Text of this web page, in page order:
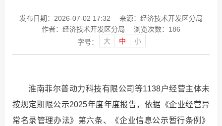
发布日期：2026-07-02 17:32
来源：经济技术开发区分局
作者：经济技术开发区分局
浏览次数： 186
字号：
大 中 小
淮南菲尔普动力科技有限公司等1138户经营主体未
按规定期限公示2025年度年度报告，依据《企业经营异
常名录管理办法》第六条、《企业信息公示暂行条例》